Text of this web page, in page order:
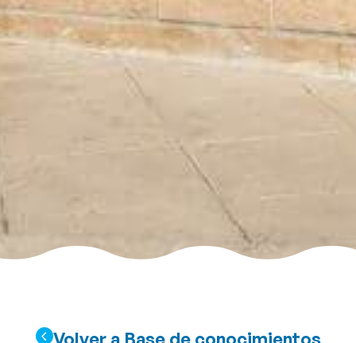
Volver a Base de conocimientos